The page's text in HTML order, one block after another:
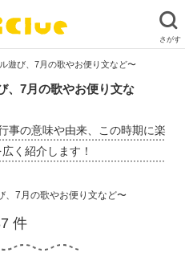
遊び、7月の歌やお便り文など〜
、7月の歌やお便り文な
事の意味や由来、この時期に楽
く紹介します！
、7月の歌やお便り文など〜
件